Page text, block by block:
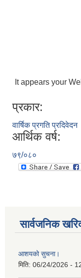
It appears your
प्रकार:
वार्षिक प्रगति प्रदिवेदन
आर्थिक वर्ष:
७९/०८०
सार्वजनिक
आशयको सुचना।
मिति: 06/24/2026 -